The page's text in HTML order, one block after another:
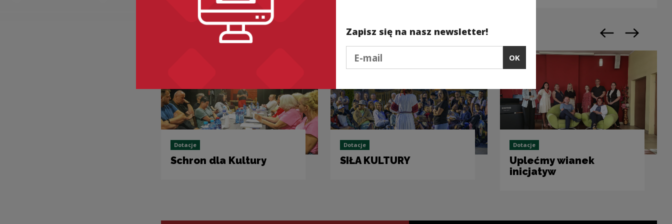
Recommended
Dotacje
Schron dla Kultury
Dotacje
SIŁA KULTURY
Dotacje
Uplećmy wianek
inicjatyw
Previous slide
Next slide
Zapisz się na nasz newsletter!
OK